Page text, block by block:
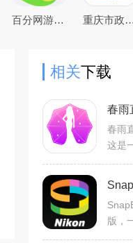
百分网游戏盒子下载2026新版 重庆市政府渝快办app官方版
相关下载
春雨
这是
各种
种志
版，